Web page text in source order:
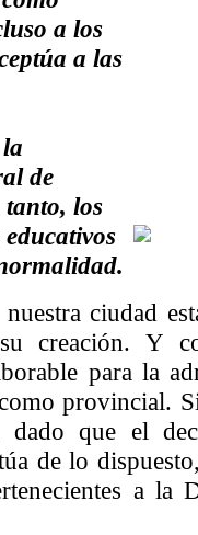
a los
a las
de
tanto, los
ciudad
creación. Y
para la
provincial.
dado que el
de lo
a la